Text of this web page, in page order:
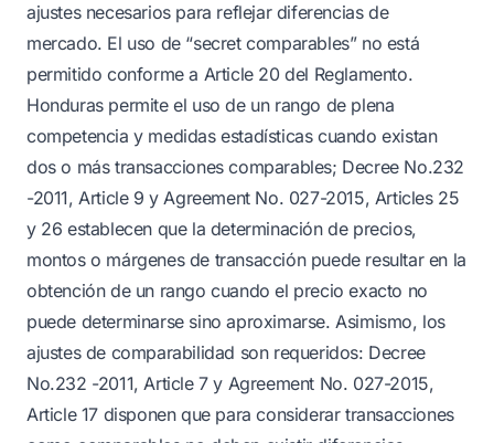
ajustes necesarios para reflejar diferencias de
mercado. El uso de “secret comparables” no está
permitido conforme a Article 20 del Reglamento.
Honduras permite el uso de un rango de plena
competencia y medidas estadísticas cuando existan
dos o más transacciones comparables; Decree No.232
-2011, Article 9 y Agreement No. 027-2015, Articles 25
y 26 establecen que la determinación de precios,
montos o márgenes de transacción puede resultar en la
obtención de un rango cuando el precio exacto no
puede determinarse sino aproximarse. Asimismo, los
ajustes de comparabilidad son requeridos: Decree
No.232 -2011, Article 7 y Agreement No. 027-2015,
Article 17 disponen que para considerar transacciones